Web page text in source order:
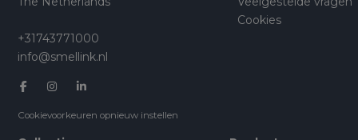
+31743771000
info@smellink.nl
Cookievoorkeuren opnieuw instellen
Cookies